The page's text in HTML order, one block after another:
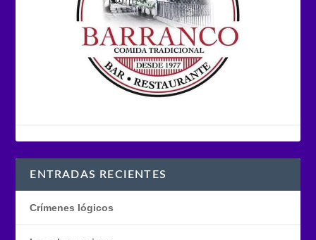
ENTRADAS RECIENTES
Crímenes lógicos